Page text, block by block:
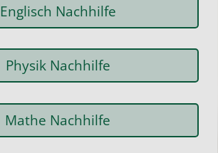
Englisch Nachhilfe
Physik Nachhilfe
Mathe Nachhilfe